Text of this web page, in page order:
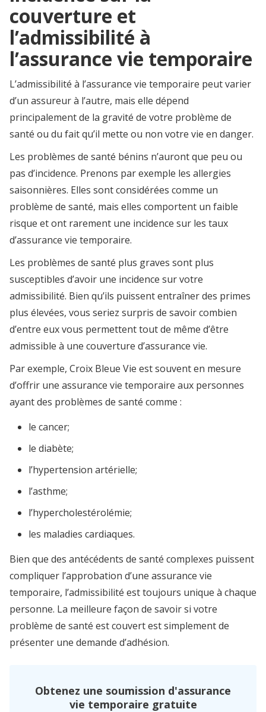
couverture et
l’admissibilité à
l’assurance vie temporaire
L’admissibilité à l’assurance vie temporaire peut varier
d’un assureur à l’autre, mais elle dépend
principalement de la gravité de votre problème de
santé ou du fait qu’il mette ou non votre vie en danger.
Les problèmes de santé bénins n’auront que peu ou
pas d’incidence. Prenons par exemple les allergies
saisonnières. Elles sont considérées comme un
problème de santé, mais elles comportent un faible
risque et ont rarement une incidence sur les taux
d’assurance vie temporaire.
Les problèmes de santé plus graves sont plus
susceptibles d’avoir une incidence sur votre
admissibilité. Bien qu’ils puissent entraîner des primes
plus élevées, vous seriez surpris de savoir combien
d’entre eux vous permettent tout de même d’être
admissible à une couverture d’assurance vie.
Par exemple, Croix Bleue Vie est souvent en mesure
d’offrir une assurance vie temporaire aux personnes
ayant des problèmes de santé comme :
le cancer;
le diabète;
l’hypertension artérielle;
l’asthme;
l’hypercholestérolémie;
les maladies cardiaques.
Bien que des antécédents de santé complexes puissent
compliquer l’approbation d’une assurance vie
temporaire, l’admissibilité est toujours unique à chaque
personne. La meilleure façon de savoir si votre
problème de santé est couvert est simplement de
présenter une demande d’adhésion.
Obtenez une soumission d'assurance
vie temporaire gratuite